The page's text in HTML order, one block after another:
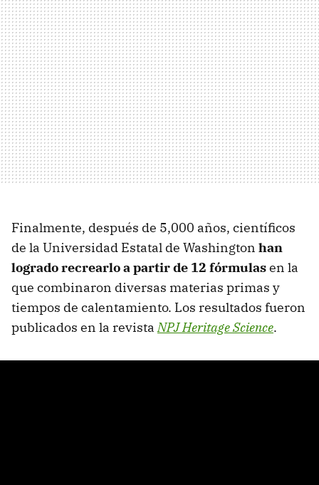
Finalmente, después de 5,000 años, científicos
de la Universidad Estatal de Washington han
logrado recrearlo a partir de 12 fórmulasen la
que combinaron diversas materias primas y
tiempos de calentamiento. Los resultados fueron
publicados en la revistaNPJ Heritage Science.